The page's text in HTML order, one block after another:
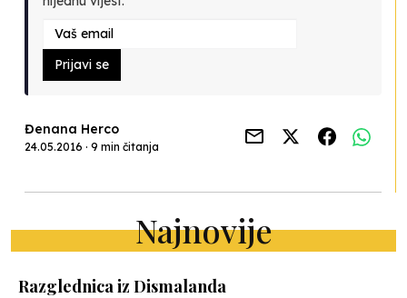
Prijavi se
Đenana Herco
24.05.2016 · 9 min čitanja
Najnovije
Razglednica iz Dismalanda